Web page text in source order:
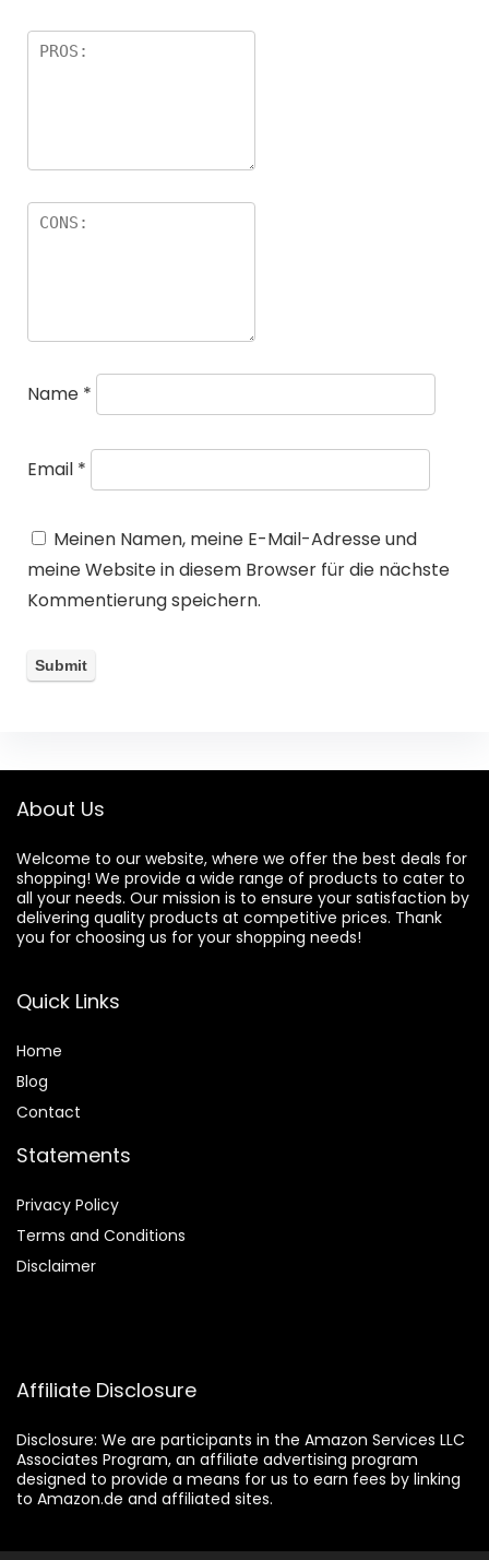
Name *
Email *
Meinen Namen, meine E-Mail-Adresse und
meine Website in diesem Browser für die nächste
Kommentierung speichern.
About Us
Welcome to our website, where we offer the best deals for
shopping! We provide a wide range of products to cater to
all your needs. Our mission is to ensure your satisfaction by
delivering quality products at competitive prices. Thank
you for choosing us for your shopping needs!
Quick Links
Home
Blog
Contact
Statements
Privacy Policy
Terms and Conditions
Disclaimer
Affiliate Disclosure
Disclosure: We are participants in the Amazon Services LLC
Associates Program, an affiliate advertising program
designed to provide a means for us to earn fees by linking
to Amazon.de and affiliated sites.